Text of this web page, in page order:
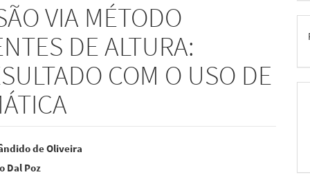
VIA MÉTODO
DE ALTURA:
COM O USO DE
de Oliveira
Dal Poz